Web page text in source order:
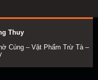
Cúng – Vật Phẩm Trừ Tà –